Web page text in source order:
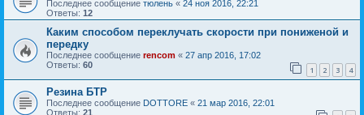
Последнее сообщение тюлень « 24 ноя 2016, 22:21
Ответы: 12
Каким способом переклучать скорости при пониженой и
передку
Последнее сообщение rencom « 27 апр 2016, 17:02
Ответы: 60 1 2 3 4
Резина БТР
Последнее сообщение DOTTORE « 21 мар 2016, 22:01
Ответы: 21